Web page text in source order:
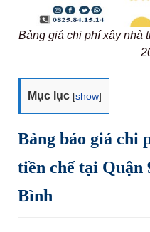
Bảng giá chi phí xây nhà
Mục lục [show]
Bảng báo giá chi
tiền chế tại Quận
Bình